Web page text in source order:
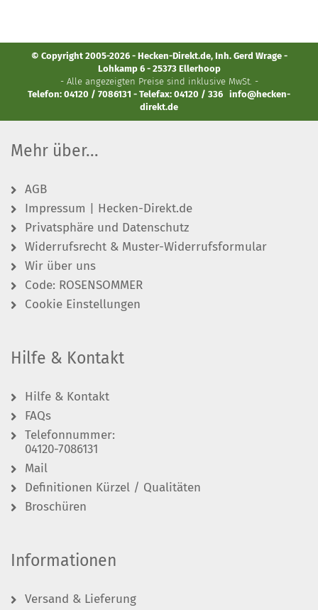
© Copyright 2005-2026 - Hecken-Direkt.de, Inh. Gerd Wrage -
Lohkamp 6 - 25373 Ellerhoop
- Alle angezeigten Preise sind inklusive MwSt. -
Telefon: 04120 / 7086131 - Telefax: 04120 / 336 info@hecken-
direkt.de
Mehr über...
AGB
Impressum | Hecken-Direkt.de
Privatsphäre und Datenschutz
Widerrufsrecht & Muster-Widerrufsformular
Wir über uns
Code: ROSENSOMMER
Cookie Einstellungen
Hilfe & Kontakt
Hilfe & Kontakt
FAQs
Telefonnummer:
04120-7086131
Mail
Definitionen Kürzel / Qualitäten
Broschüren
Informationen
Versand & Lieferung